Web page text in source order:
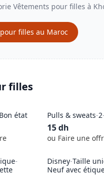
Vêtements pour filles à
filles au Maroc
filles
Bon état Pulls & sweats-2-
15dh
ou Faire une
-
Disney-Taille
Neuf avec